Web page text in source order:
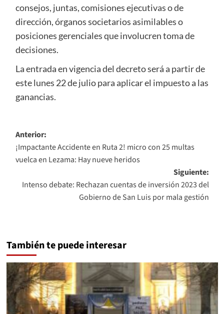
consejos, juntas, comisiones ejecutivas o de
dirección, órganos societarios asimilables o
posiciones gerenciales que involucren toma de
decisiones.
La entrada en vigencia del decreto será a partir de
este lunes 22 de julio para aplicar el impuesto a las
ganancias.
Navegación
de
entradas
Anterior:
¡Impactante Accidente en Ruta 2! micro con 25 multas
vuelca en Lezama: Hay nueve heridos
Siguiente:
Intenso debate: Rechazan cuentas de inversión 2023 del
Gobierno de San Luis por mala gestión
También te puede interesar